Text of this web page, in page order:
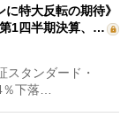
に特大反転の期待》
1四半期決算、…
タンダード・
％下落…